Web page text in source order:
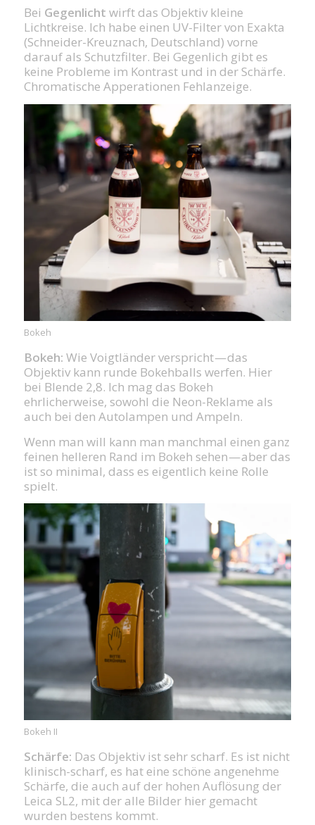
Bei Gegenlicht wirft das Objektiv kleine
Lichtkreise. Ich habe einen UV-Filter von Exakta
(Schneider-Kreuznach, Deutschland) vorne
darauf als Schutzfilter. Bei Gegenlich gibt es
keine Probleme im Kontrast und in der Schärfe.
Chromatische Apperationen Fehlanzeige.
Bokeh
Bokeh: Wie Voigtländer verspricht — das
Objektiv kann runde Bokehballs werfen. Hier
bei Blende 2,8. Ich mag das Bokeh
ehrlicherweise, sowohl die Neon-Reklame als
auch bei den Autolampen und Ampeln.
Wenn man will kann man manchmal einen ganz
feinen helleren Rand im Bokeh sehen — aber das
ist so minimal, dass es eigentlich keine Rolle
spielt.
Bokeh II
Schärfe: Das Objektiv ist sehr scharf. Es ist nicht
klinisch-scharf, es hat eine schöne angenehme
Schärfe, die auch auf der hohen Auflösung der
Leica SL2, mit der alle Bilder hier gemacht
wurden bestens kommt.